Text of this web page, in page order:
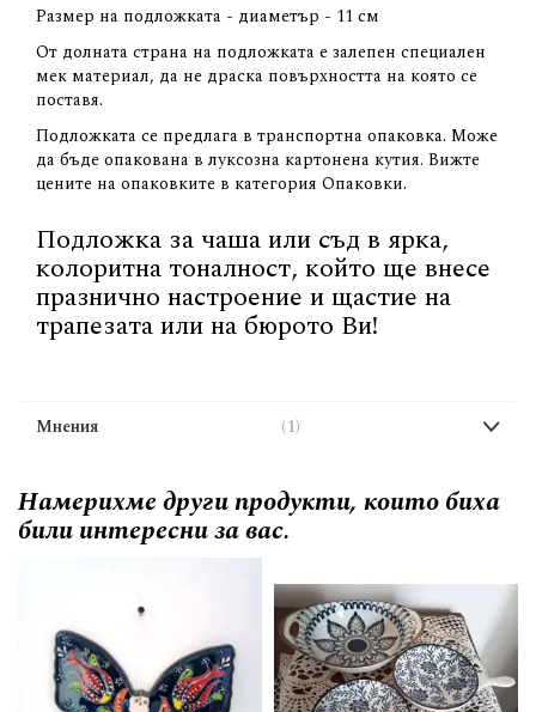
Размер на подложката - диаметър - 11 см
От долната страна на подложката е залепен специален
мек материал, да не драска повърхността на която се
поставя.
Подложката се предлага в транспортна опаковка. Може
да бъде опакована в луксозна картонена кутия. Вижте
цените на опаковките в категория Опаковки.
Подложка за чаша или съд в ярка,
колоритна тоналност, който ще внесе
празнично настроение и щастие на
трапезата или на бюрото Ви!
Мнения 1
Намерихме други продукти, които биха
били интересни за вас.